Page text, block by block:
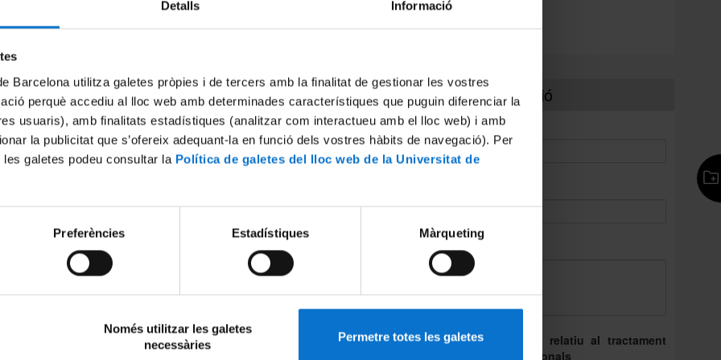
Detalls Informació
Barcelona utilitza galetes pròpies i de tercers amb la finalitat de gestionar les vostres
perquè accediu al lloc web amb determinades característiques que puguin diferenciar la
usuaris), amb finalitats estadístiques (analitzar com interactueu amb el lloc web) i amb
la publicitat que s’ofereix adequant-la en funció dels vostres hàbits de navegació). Per
galetes podeu consultar la Política de galetes del lloc web de la Universitat de
Preferències Estadístiques Màrqueting
Només utilitzar les galetes
necessàries
Permetre totes les galetes
2026
ubicació del centre.
de grau de la Universitat de Barcelona, en el moment de fer la
Universitat de l'Experiència i Estudis Hispànics
Grup UB
Més informació
Nom: *
Consulta:
Dret d’informació relatiu al tractament
de les dades personals